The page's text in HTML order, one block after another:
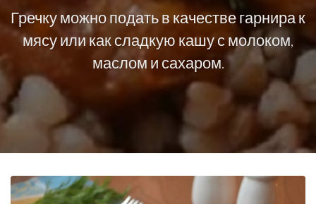
Гречку можно подать в качестве гарнира к
мясу или как сладкую кашу с молоком,
маслом и сахаром.